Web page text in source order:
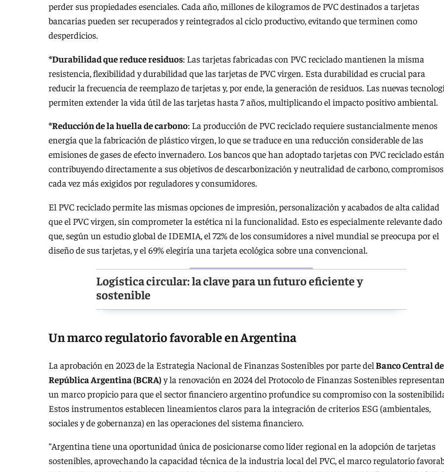
perder sus propiedades esenciales. Cada año, millones de kilogramos de PVC destinados a tarjetas
bancarias pueden ser recuperados y reintegrados al ciclo productivo, evitando que terminen como
desperdicios.
*Durabilidad que reduce residuos: Las tarjetas fabricadas con PVC reciclado mantienen la misma
resistencia, flexibilidad y durabilidad que las tarjetas de PVC virgen. Esta durabilidad es crucial para
reducir la frecuencia de reemplazo de tarjetas y, por ende, la generación de residuos. Las nuevas
permiten extender la vida útil de las tarjetas hasta 7 años, multiplicando el impacto positivo ambiental.
*Reducción de la huella de carbono: La producción de PVC reciclado requiere sustancialmente menos
energía que la fabricación de plástico virgen, lo que se traduce en una reducción considerable de las
emisiones de gases de efecto invernadero. Los bancos que han adoptado tarjetas con PVC reciclado están
contribuyendo directamente a sus objetivos de descarbonización y neutralidad de carbono, compromisos
cada vez más exigidos por reguladores y consumidores.
El PVC reciclado permite las mismas opciones de impresión, personalización y acabados de alta calidad
que el PVC virgen, sin comprometer la estética ni la funcionalidad. Esto es especialmente relevante dado
que, según un estudio global de IDEMIA, el 72% de los consumidores a nivel mundial se preocupa por el
diseño de sus tarjetas, y el 69% elegiría una tarjeta ecológica sobre una convencional.
Logística circular: la clave para un futuro eficiente y
sostenible
Un marco regulatorio favorable en Argentina
La aprobación en 2023 de la Estrategia Nacional de Finanzas Sostenibles por parte delBanco Central
República Argentina (BCRA)y la renovación en 2024 del Protocolo de Finanzas Sostenibles representan
un marco propicio para que el sector financiero argentino profundice su compromiso con la
Estos instrumentos establecen lineamientos claros para la integración de criterios ESG (ambientales,
sociales y de gobernanza) en las operaciones del sistema financiero.
“Argentina tiene una oportunidad única de posicionarse como líder regional en la adopción de tarjetas
sostenibles, aprovechando la capacidad técnica de la industria local del PVC, el marco regulatorio